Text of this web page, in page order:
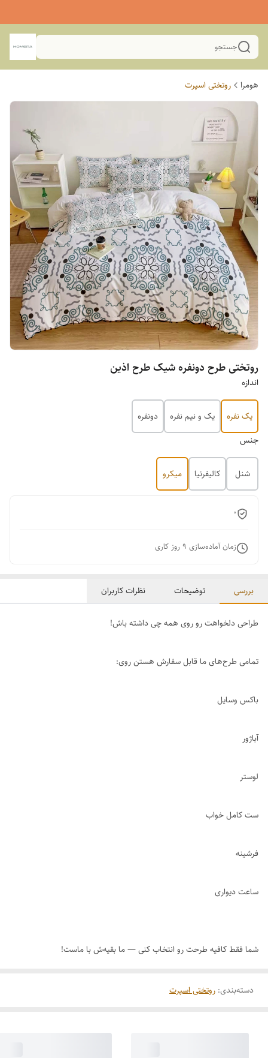
جستجو
هومرا روتختی اسپرت
روتختی طرح دونفره شیک طرح اذین
اندازه
یک نفره یک و نیم نفره
دونفره
جنس
شنل کالیفرنیا میکرو
0
زمان آماده‌سازی 9 روز کاری
بررسی توضیحات نظرات کاربران
طراحی دلخواهت رو روی همه چی داشته باش!
تمامی طرح‌های ما قابل سفارش هستن روی:
باکس وسایل
آباژور
لوستر
ست کامل خواب
فرشینه
ساعت دیواری
شما فقط کافیه طرحت رو انتخاب کنی — ما بقیه‌ش با ماست!
دسته‌بندی: روتختی اسپرت